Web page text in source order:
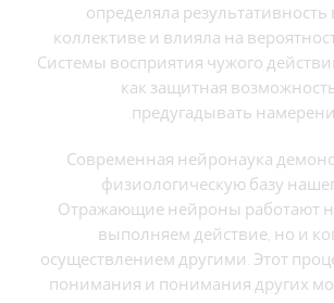
определяла
коллективе и влияла на
Системы восприятия чужого
как защитная
предугадывать
Современная нейронаука
физиологическую базу
Отражающие нейроны работают
выполняем действие, но и
осуществлением другими. Этот
понимания и понимания других